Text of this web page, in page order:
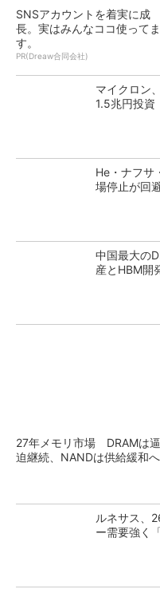
SNSアカウントを着実に成
長。実はみんなココ使ってま
す。
PR(Dreaw合同会社)
マイクロン
1.5兆円投資
He・ナフ
場停止が回
中国最大の
産とHBM開
27年メモリ市場 DRAMは逼
迫継続、NANDは供給緩和へ
ルネサス、
ー需要強く